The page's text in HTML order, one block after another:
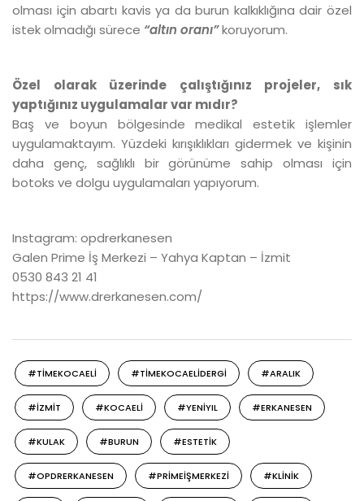
olması için abartı kavis ya da burun kalkıklığına dair özel
istek olmadığı sürece “altın oranı”koruyorum.
Özel olarak üzerinde çalıştığınız projeler, sık
yaptığınız uygulamalar var mıdır?
Baş ve boyun bölgesinde medikal estetik işlemler
uygulamaktayım. Yüzdeki kırışıklıkları gidermek ve kişinin
daha genç, sağlıklı bir görünüme sahip olması için
botoks ve dolgu uygulamaları yapıyorum.
Instagram: opdrerkanesen
Galen Prime İş Merkezi – Yahya Kaptan – İzmit
0530 843 21 41
https://www.drerkanesen.com/
#TIMEKOCAELI #TIMEKOCAELIDERGI #ARALIK
#IZMIT #KOCAELI #YENIYIL #ERKANESEN
#KULAK #BURUN #ESTETIK
#OPDRERKANESEN #PRIMEIŞMERKEZI #KLINIK